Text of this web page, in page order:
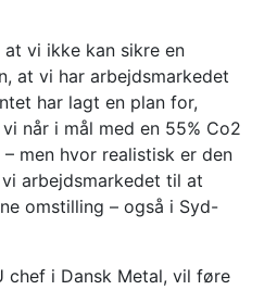
vi ikke kan sikre en
at vi har arbejdsmarkedet
har lagt en plan for,
når i mål med en 55% Co2
men hvor realistisk er den
arbejdsmarkedet til at
omstilling – også i Syd-
chef i Dansk Metal, vil føre